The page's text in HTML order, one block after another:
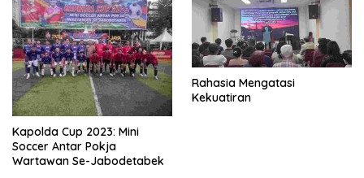
Kapolda Cup 2023: Mini
Soccer Antar Pokja
Wartawan Se-Jabodetabek
Rahasia Mengatasi
Kekuatiran